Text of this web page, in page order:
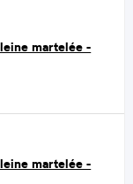
martelée -
martelée -